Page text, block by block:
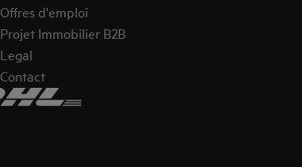
Offres d'emploi
Projet Immobilier B2B
Legal
Contact